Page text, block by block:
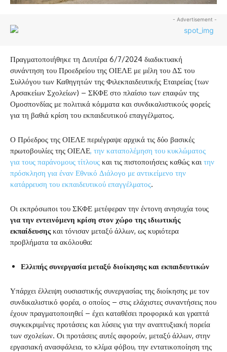
- Advertisement -
Πραγματοποιήθηκε τη Δευτέρα 6/7/2024 διαδικτυακή
συνάντηση του Προεδρείου της ΟΙΕΛΕ με μέλη του ΔΣ του
Συλλόγου των Καθηγητών της Φιλεκπαιδευτικής Εταιρείας (των
Αρσακείων Σχολείων) – ΣΚΦΕ στο πλαίσιο των επαφών της
Ομοσπονδίας με πολιτικά κόμματα και συνδικαλιστικούς φορείς
για τη βαθιά κρίση του εκπαιδευτικού επαγγέλματος.
Ο Πρόεδρος της ΟΙΕΛΕ περιέγραψε αρχικά τις δύο βασικές
πρωτοβουλίες της ΟΙΕΛΕ, την καταπολέμηση του κυκλώματος
για τους παράνομους τίτλους και τις πιστοποιήσεις καθώς και την
πρόσκληση για έναν Εθνικό Διάλογο με αντικείμενο την
κατάρρευση του εκπαιδευτικού επαγγέλματος.
Οι εκπρόσωποι του ΣΚΦΕ μετέφεραν την έντονη ανησυχία τους
για την εντεινόμενη κρίση στον χώρο της ιδιωτικής
εκπαίδευσηςκαι τόνισαν μεταξύ άλλων, ως κυριότερα
προβλήματα τα ακόλουθα:
Ελλιπής συνεργασία μεταξύ διοίκησης και εκπαιδευτικών
Υπάρχει έλλειψη ουσιαστικής συνεργασίας της διοίκησης με τον
συνδικαλιστικό φορέα, ο οποίος – στις ελάχιστες συναντήσεις που
έχουν πραγματοποιηθεί – έχει καταθέσει προφορικά και γραπτά
συγκεκριμένες προτάσεις και λύσεις για την αναπτυξιακή πορεία
των σχολείων. Οι προτάσεις αυτές αφορούν, μεταξύ άλλων, στην
εργασιακή ανασφάλεια, το κλίμα φόβου, την εντατικοποίηση της